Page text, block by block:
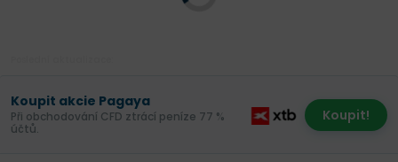
Koupit akcie Pagaya
Při obchodování CFD ztrácí peníze 77 %
účtů.
Koupit!